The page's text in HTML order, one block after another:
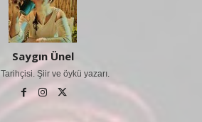
Saygın Ünel
Şiir ve öykü yazarı.